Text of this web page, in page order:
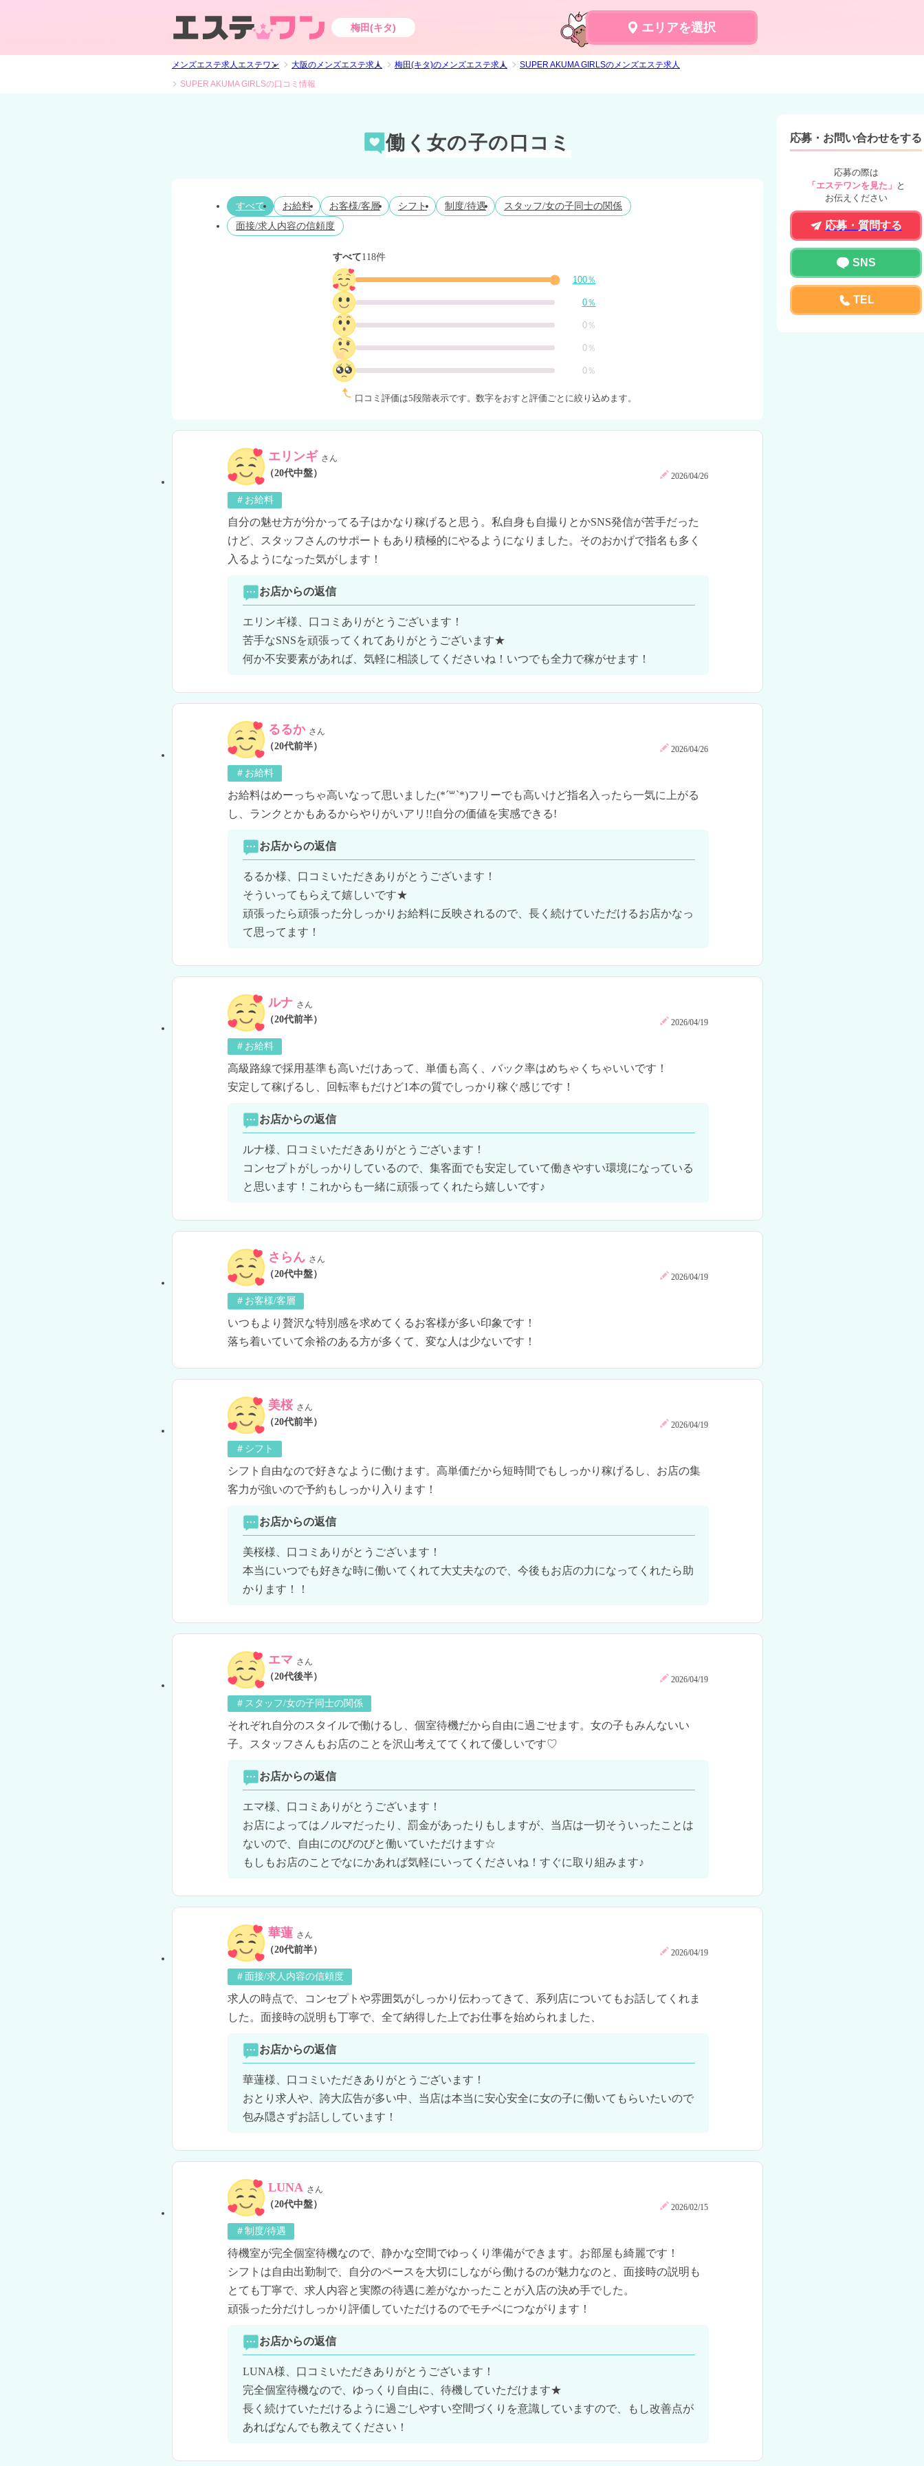
梅田(キタ) エリアを選択
メンズエステ求人エステワン 大阪のメンズエステ求人 梅田(キタ)のメンズエステ求人
SUPER AKUMA GIRLSのメンズエステ求人
SUPER AKUMA GIRLSの口コミ情報
応募・お問い合わせをする
応募の際は
「エステワンを見た」 と
お伝えください
応募・質問する
SNS
TEL
働く女の子の口コミ
すべて お給料 お客様/客層 シフト 制度/待遇
スタッフ/女の子同士の関係
面接/求人内容の信頼度
すべて118件
100％
0％
0％
0％
0％
口コミ評価は5段階表示です。 数字をおすと評価ごとに絞り込めます。
エリンギ さん
（20代中盤） 2026/04/26
＃お給料
自分の魅せ方が分かってる子はかなり稼げると思う。私自身も自撮りとかSNS発信が苦手だった
けど、スタッフさんのサポートもあり積極的にやるようになりました。そのおかげで指名も多く
入るようになった気がします！
お店からの返信
エリンギ様、口コミありがとうございます！
苦手なSNSを頑張ってくれてありがとうございます★
何か不安要素があれば、気軽に相談してくださいね！いつでも全力で稼がせます！
るるか さん
（20代前半） 2026/04/26
＃お給料
お給料はめーっちゃ高いなって思いました(*´꒳`*)フリーでも高いけど指名入ったら一気に上がる
し、ランクとかもあるからやりがいアリ!!自分の価値を実感できる‪!
お店からの返信
るるか様、口コミいただきありがとうございます！
そういってもらえて嬉しいです★
頑張ったら頑張った分しっかりお給料に反映されるので、長く続けていただけるお店かなっ
て思ってます！
ルナ さん
（20代前半） 2026/04/19
＃お給料
高級路線で採用基準も高いだけあって、単価も高く、バック率はめちゃくちゃいいです！
安定して稼げるし、回転率もだけど1本の質でしっかり稼ぐ感じです！
お店からの返信
ルナ様、口コミいただきありがとうございます！
コンセプトがしっかりしているので、集客面でも安定していて働きやすい環境になっている
と思います！これからも一緒に頑張ってくれたら嬉しいです♪
さらん さん
（20代中盤） 2026/04/19
＃お客様/客層
いつもより贅沢な特別感を求めてくるお客様が多い印象です！
落ち着いていて余裕のある方が多くて、変な人は少ないです！
美桜 さん
（20代前半） 2026/04/19
＃シフト
シフト自由なので好きなように働けます。高単価だから短時間でもしっかり稼げるし、お店の集
客力が強いので予約もしっかり入ります！
お店からの返信
美桜様、口コミありがとうございます！
本当にいつでも好きな時に働いてくれて大丈夫なので、今後もお店の力になってくれたら助
かります！！
エマ さん
（20代後半） 2026/04/19
＃スタッフ/女の子同士の関係
それぞれ自分のスタイルで働けるし、個室待機だから自由に過ごせます。女の子もみんないい
子。スタッフさんもお店のことを沢山考えててくれて優しいです♡
お店からの返信
エマ様、口コミありがとうございます！
お店によってはノルマだったり、罰金があったりもしますが、当店は一切そういったことは
ないので、自由にのびのびと働いていただけます☆
もしもお店のことでなにかあれば気軽にいってくださいね！すぐに取り組みます♪
華蓮 さん
（20代前半） 2026/04/19
＃面接/求人内容の信頼度
求人の時点で、コンセプトや雰囲気がしっかり伝わってきて、系列店についてもお話してくれま
した。面接時の説明も丁寧で、全て納得した上でお仕事を始められました、
お店からの返信
華蓮様、口コミいただきありがとうございます！
おとり求人や、誇大広告が多い中、当店は本当に安心安全に女の子に働いてもらいたいので
包み隠さずお話ししています！
LUNA さん
（20代中盤） 2026/02/15
＃制度/待遇
待機室が完全個室待機なので、静かな空間でゆっくり準備ができます。お部屋も綺麗です！
シフトは自由出勤制で、自分のペースを大切にしながら働けるのが魅力なのと、面接時の説明も
とても丁寧で、求人内容と実際の待遇に差がなかったことが入店の決め手でした。
頑張った分だけしっかり評価していただけるのでモチベにつながります！
お店からの返信
LUNA様、口コミいただきありがとうございます！
完全個室待機なので、ゆっくり自由に、待機していただけます★
長く続けていただけるように過ごしやすい空間づくりを意識していますので、もし改善点が
あればなんでも教えてください！